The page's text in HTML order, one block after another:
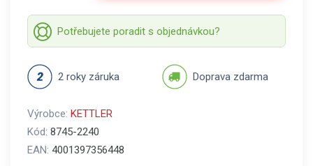
Potřebujete poradit s objednávkou?
2 roky záruka Doprava zdarma
Výrobce: KETTLER
Kód: 8745-2240
EAN: 4001397356448